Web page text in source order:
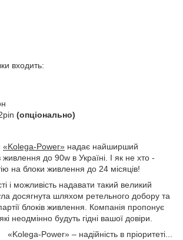
входить:
(опціонально)
«Kolega-Power» надає найширший
живлення до 90w в Україні. І як не хто -
на блоки живлення до 24 місяців!
і можливість надавати такий великий
досягнута шляхом ретельного добору та
блоків живлення. Компанія пропонує
неодмінно будуть гідні вашої довіри.
«Kolega-Power» – надійність в пріоритеті...